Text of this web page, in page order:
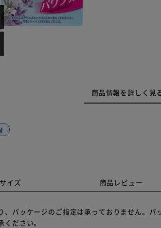
商品情報を詳しく見
イズ 商品レビュー
パッケージのご指定は承っておりません。パ
ださい。